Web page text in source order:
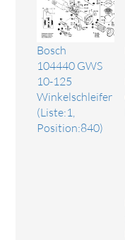
Bosch
104440 GWS
10-125
Winkelschleifer
(Liste:1,
Position:840)